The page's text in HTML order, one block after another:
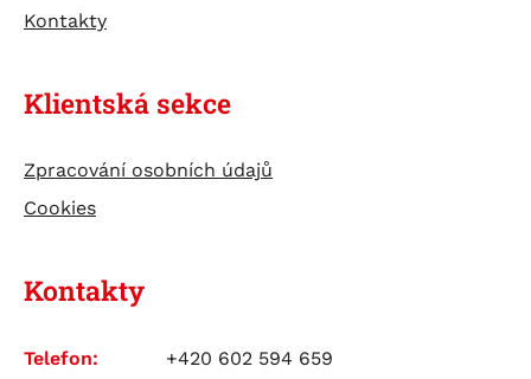
Kontakty
Klientská sekce
Zpracování osobních údajů
Cookies
Kontakty
Telefon:
+420 602 594 659